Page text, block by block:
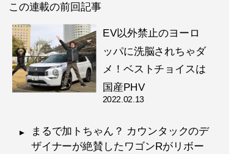
この連載の前回記事
EV以外禁止のヨーロ
ッパに洗脳されちゃダ
メ！ベストチョイスは
国産PHV
2022.02.13
まるで加トちゃん？ カウンタックのデ
ザイナーが絶賛したワゴンRがリボー